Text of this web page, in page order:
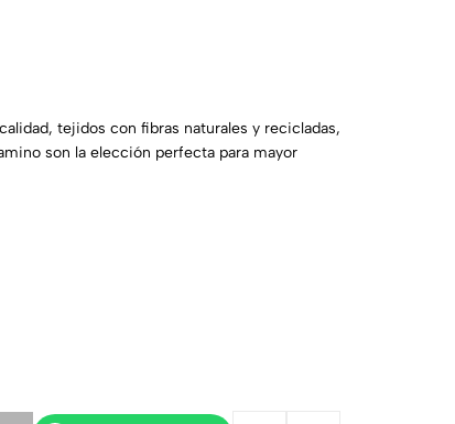
tejidos con fibras naturales y recicladas,
son la elección perfecta para mayor